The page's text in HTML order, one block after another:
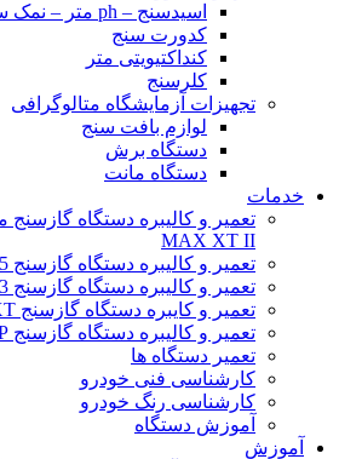
اسیدسنج – ph متر – نمک سنج
کدورت سنج
کنداکتیویتی متر
کلرسنج
تجهیزات آزمایشگاه متالوگرافی
لوازم بافت سنج
دستگاه برش
دستگاه مانت
خدمات
MAX XT II
تعمیر و کالیبره دستگاه گازسنج BW MICRO5
تعمیر و کالیبره دستگاه گازسنج ToxiRAE3
تعمیر و کایبره دستگاه گازسنج IMPULS XT
تعمیر و کالیبره دستگاه گازسنج BW CLIP
تعمیر دستگاه ها
کارشناسی فنی خودرو
کارشناسی رنگ خودرو
آموزش دستگاه
آموزش